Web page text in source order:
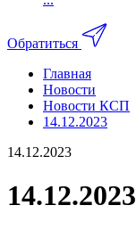
Обратиться
Главная
Новости
Новости КСП
14.12.2023
14.12.2023
14.12.2023